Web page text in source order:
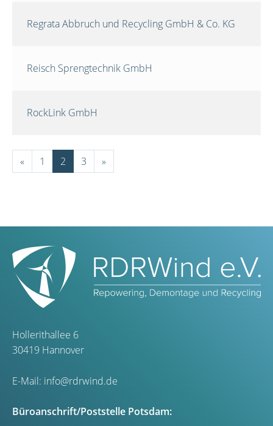
Regrata Abbruch und Recycling GmbH & Co. KG
Reisch Sprengtechnik GmbH
RockLink GmbH
« 1 2 3 »
Hollerithallee 6
30419 Hannover
E-Mail: info@rdrwind.de
Büroanschrift/Poststelle Potsdam: